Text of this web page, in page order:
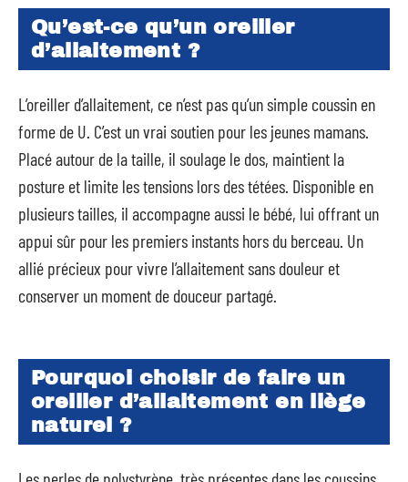
Qu’est-ce qu’un oreiller
d’allaitement ?
L’oreiller d’allaitement, ce n’est pas qu’un simple coussin en
forme de U. C’est un vrai soutien pour les jeunes mamans.
Placé autour de la taille, il soulage le dos, maintient la
posture et limite les tensions lors des tétées. Disponible en
plusieurs tailles, il accompagne aussi le bébé, lui offrant un
appui sûr pour les premiers instants hors du berceau. Un
allié précieux pour vivre l’allaitement sans douleur et
conserver un moment de douceur partagé.
Pourquoi choisir de faire un
oreiller d’allaitement en liège
naturel ?